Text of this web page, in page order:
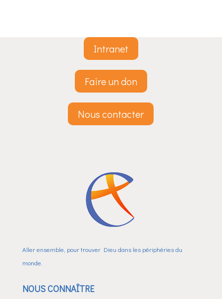
Intranet
Faire un don
Nous contacter
Aller ensemble, pour trouver Dieu dans les périphéries du
monde.
NOUS CONNAÎTRE